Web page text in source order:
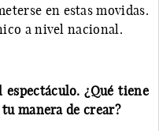
en estas movidas.
a nivel nacional.
¿Qué tiene
manera de crear?